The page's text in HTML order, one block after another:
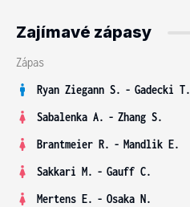
Zajímavé zápasy
Zápas
Ryan Ziegann S. - Gadecki T.
Sabalenka A. - Zhang S.
Brantmeier R. - Mandlik E.
Sakkari M. - Gauff C.
Mertens E. - Osaka N.